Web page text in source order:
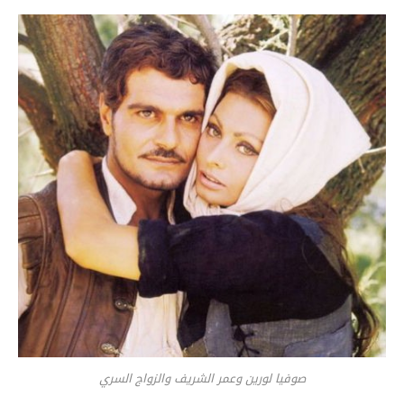
صوفيا لورين وعمر الشريف والزواج السري